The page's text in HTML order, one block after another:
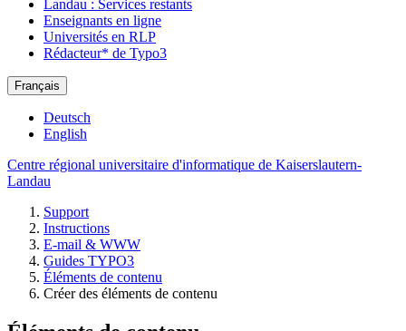
Landau : Services restants
Enseignants en ligne
Universités en RLP
Rédacteur* de Typo3
Français
Deutsch
English
Centre régional universitaire d'informatique de Kaiserslautern-
Landau
Support
Instructions
E-mail & WWW
Guides TYPO3
Éléments de contenu
Créer des éléments de contenu